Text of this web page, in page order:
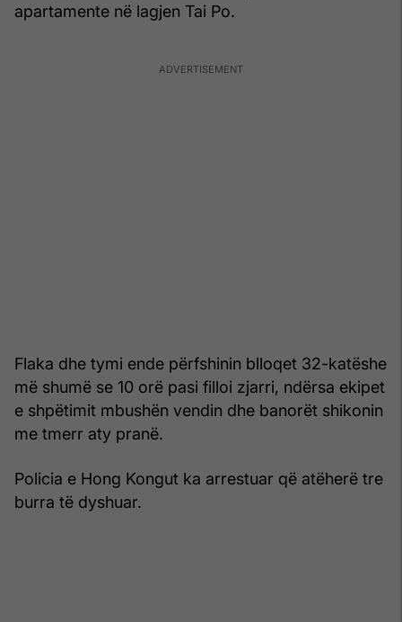
apartamente në lagjen Tai Po.
Flaka dhe tymi ende përfshinin blloqet 32-katëshe
më shumë se 10 orë pasi filloi zjarri, ndërsa ekipet
e shpëtimit mbushën vendin dhe banorët shikonin
me tmerr aty pranë.
Policia e Hong Kongut ka arrestuar që atëherë tre
burra të dyshuar.